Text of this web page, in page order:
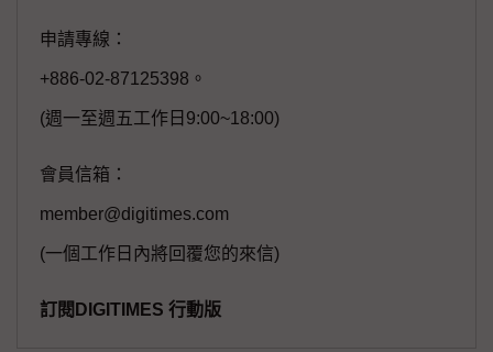
申請專線：
+886-02-87125398。
(週一至週五工作日9:00~18:00)
會員信箱：
member@digitimes.com
(一個工作日內將回覆您的來信)
訂閱DIGITIMES 行動版